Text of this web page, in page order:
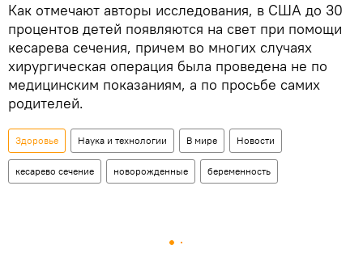
Как отмечают авторы исследования, в США до 30
процентов детей появляются на свет при помощи
кесарева сечения, причем во многих случаях
хирургическая операция была проведена не по
медицинским показаниям, а по просьбе самих
родителей.
Здоровье Наука и технологии В мире Новости
кесарево сечение новорожденные беременность